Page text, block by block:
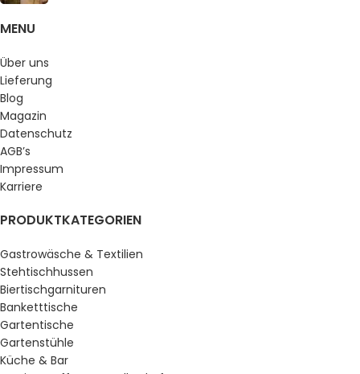
MENU
Über uns
Lieferung
Blog
Magazin
Datenschutz
AGB’s
Impressum
Karriere
PRODUKTKATEGORIEN
Gastrowäsche & Textilien
Stehtischhussen
Biertischgarnituren
Banketttische
Gartentische
Gartenstühle
Küche & Bar